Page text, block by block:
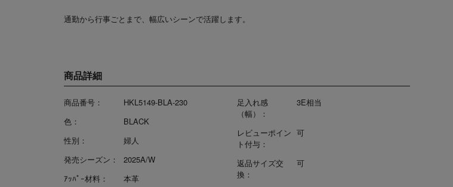
商品詳細
商品番号：
HKL5149-BLA-230
色：
BLACK
性別：
婦人
発売シーズン：
2025A/W
ｱｯﾊﾟｰ材料：
本革
足入れ感
（幅）：
3E相当
レビューポイン
ト付与：
可
返品サイズ交
換：
可
通勤から行事ごとまで、幅広いシーンで活躍します。